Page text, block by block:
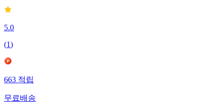
5.0
(1)
663적립
무료배송